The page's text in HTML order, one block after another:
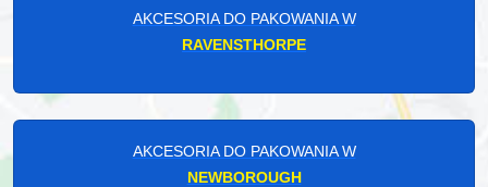
AKCESORIA DO PAKOWANIA W
RAVENSTHORPE
AKCESORIA DO PAKOWANIA W
NEWBOROUGH